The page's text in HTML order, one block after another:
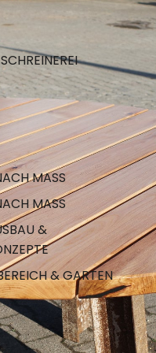
SCHREINEREI
MASS
MASS
&
& GARTEN